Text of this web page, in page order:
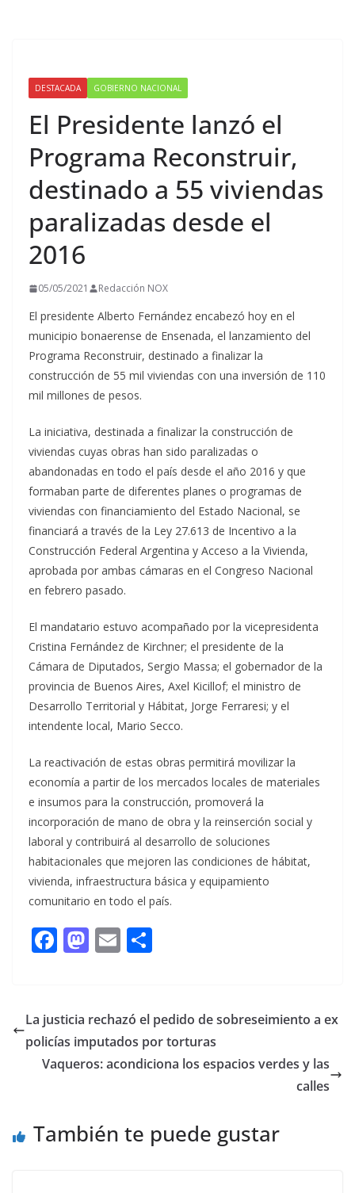
DESTACADA GOBIERNO NACIONAL
El Presidente lanzó el
Programa Reconstruir,
destinado a 55 viviendas
paralizadas desde el
2016
05/05/2021 Redacción NOX
El presidente Alberto Fernández encabezó hoy en el
municipio bonaerense de Ensenada, el lanzamiento del
Programa Reconstruir, destinado a finalizar la
construcción de 55 mil viviendas con una inversión de 110
mil millones de pesos.
La iniciativa, destinada a finalizar la construcción de
viviendas cuyas obras han sido paralizadas o
abandonadas en todo el país desde el año 2016 y que
formaban parte de diferentes planes o programas de
viviendas con financiamiento del Estado Nacional, se
financiará a través de la Ley 27.613 de Incentivo a la
Construcción Federal Argentina y Acceso a la Vivienda,
aprobada por ambas cámaras en el Congreso Nacional
en febrero pasado.
El mandatario estuvo acompañado por la vicepresidenta
Cristina Fernández de Kirchner; el presidente de la
Cámara de Diputados, Sergio Massa; el gobernador de la
provincia de Buenos Aires, Axel Kicillof; el ministro de
Desarrollo Territorial y Hábitat, Jorge Ferraresi; y el
intendente local, Mario Secco.
La reactivación de estas obras permitirá movilizar la
economía a partir de los mercados locales de materiales
e insumos para la construcción, promoverá la
incorporación de mano de obra y la reinserción social y
laboral y contribuirá al desarrollo de soluciones
habitacionales que mejoren las condiciones de hábitat,
vivienda, infraestructura básica y equipamiento
comunitario en todo el país.
F
b
o
o
M
d
o
n
E
l p
ar
ti
La justicia rechazó el pedido de sobreseimiento a ex
policías imputados por torturas
Vaqueros: acondiciona los espacios verdes y las
calles
También te puede gustar